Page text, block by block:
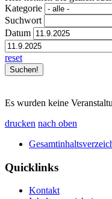
Kategorie
Suchwort
Datum
reset
Es wurden keine
drucken nach oben
Quicklinks
Kontakt